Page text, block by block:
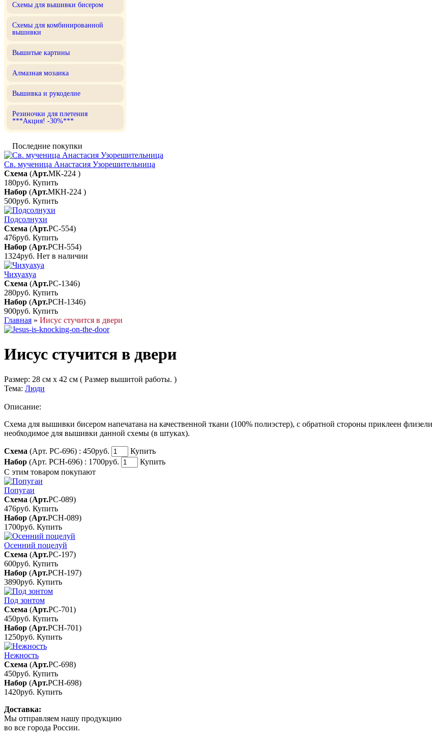
Схемы для вышивки бисером
Схемы для комбинированной
вышивки
Вышитые картины
Алмазная мозаика
Вышивка и рукоделие
Резиночки для плетения
***Акция! -30%***
Последние покупки
Св. мученица Анастасия Узорешительница
Схема (Арт.МК-224 )
180руб. Купить
Набор (Арт.МКН-224 )
500руб. Купить
Подсолнухи
Схема (Арт.РС-554)
476руб. Купить
Набор (Арт.РСН-554)
1324руб. Нет в наличии
Чихуахуа
Схема (Арт.РС-1346)
280руб. Купить
Набор (Арт.РСН-1346)
900руб. Купить
Главная » Иисус стучится в двери
Иисус стучится в двери
Размер: 28 см x 42 см ( Размер вышитой работы. )
Тема: Люди
Описание:
Схема для вышивки бисером напечатана на качественной ткани (100% полиэстер), с обратной стороны приклеен
необходимое для вышивки данной схемы (в штуках).
Схема (Арт. РС-696) : 450руб.
Купить
Набор (Арт. РСН-696) : 1700руб.
Купить
С этим товаром покупают
Попугаи
Схема (Арт.РС-089)
476руб. Купить
Набор (Арт.РСН-089)
1700руб. Купить
Осенний поцелуй
Схема (Арт.РС-197)
600руб. Купить
Набор (Арт.РСН-197)
3890руб. Купить
Под зонтом
Схема (Арт.РС-701)
450руб. Купить
Набор (Арт.РСН-701)
1250руб. Купить
Нежность
Схема (Арт.РС-698)
450руб. Купить
Набор (Арт.РСН-698)
1420руб. Купить
Доставка:
Мы отправляем нашу продукцию
во все города России.